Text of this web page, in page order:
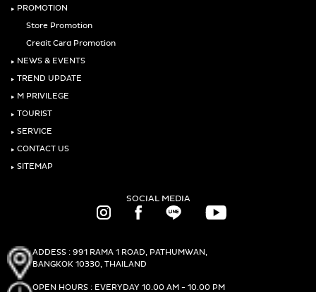
‣ PROMOTION
Store Promotion
Credit Card Promotion
‣ NEWS & EVENTS
‣ TREND UPDATE
‣ M PRIVILEGE
‣ TOURIST
‣ SERVICE
‣ CONTACT US
‣ SITEMAP
SOCIAL MEDIA
ADDESS : 991 RAMA 1 ROAD, PATHUMWAN,
BANGKOK 10330, THAILAND
OPEN HOURS : EVERYDAY 10.00 AM - 10.00 PM